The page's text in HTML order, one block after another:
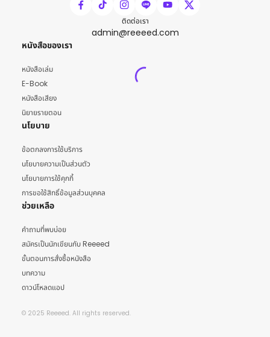
ติดต่อเรา
admin@reeeed.com
หนังสือของเรา
หนังสือเล่ม
E-Book
หนังสือเสียง
นิยายรายตอน
นโยบาย
ข้อตกลงการใช้บริการ
นโยบายความเป็นส่วนตัว
นโยบายการใช้คุกกี้
การขอใช้สิทธิ์ข้อมูลส่วนบุคคล
ช่วยเหลือ
คำถามที่พบบ่อย
สมัครเป็นนักเขียนกับ Reeeed
ขั้นตอนการสั่งซื้อหนังสือ
บทความ
ดาวน์โหลดแอป
© 2025 Reeeed. All rights reserved.